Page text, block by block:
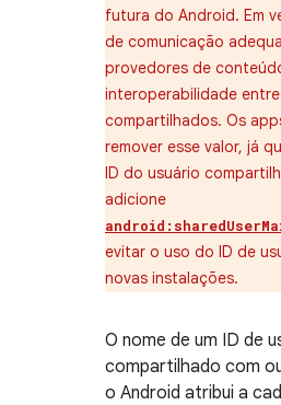
futura do Android. Em
de comunicação
provedores de
interoperabilidade
compartilhados. Os
remover esse valor, já
ID do usuário
adicione
evitar o uso do ID de
novas instalações.
O nome de um ID de
compartilhado com
o Android atribui a